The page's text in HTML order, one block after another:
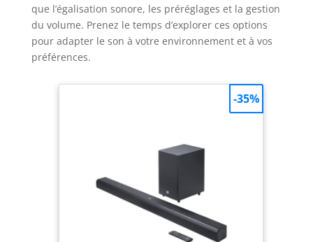
que l’égalisation sonore, les préréglages et la gestion
du volume. Prenez le temps d’explorer ces options
pour adapter le son à votre environnement et à vos
préférences.
-35%